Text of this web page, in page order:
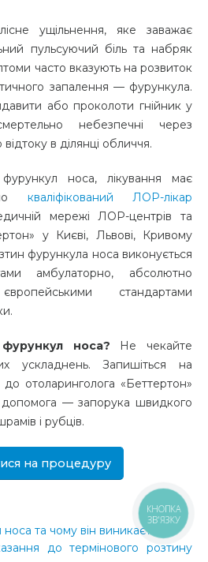
ущільнення, яке заважає
пульсуючий біль та набряк
часто вказують на розвиток
запалення — фурункула.
або проколоти гнійник у
небезпечні через
в ділянці обличчя.
носа, лікування має
кваліфікований ЛОР-лікар
мережі ЛОР-центрів та
у Києві, Львові, Кривому
фурункула носа виконується
амбулаторно, абсолютно
стандартами
носа? Не чекайте
ускладнень. Запишіться на
отоларинголога «Беттертон»
— запорука швидкого
і рубців.
на процедуру
та чому він виникає?
до термінового розтину
КНОПКА
ЗВ'ЯЗКУ